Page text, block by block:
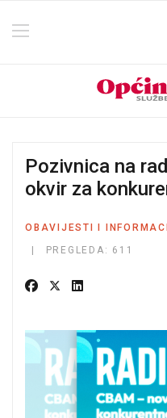
Pozivnica na
okvir za
OBAVIJESTI I
PREGLEDA: 611